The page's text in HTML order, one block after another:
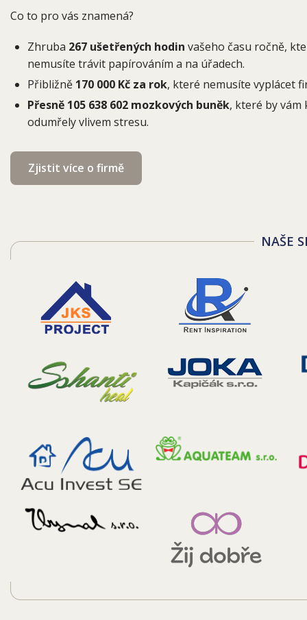
Co to pro vás znamená?
Zhruba 267 ušetřených hodin vašeho času ročně,
nemusíte trávit papírováním a na úřadech.
Přibližně 170 000 Kč za rok, které nemusíte vyplácet
Přesně 105 638 602 mozkových buněk, které by vám
odumřely vlivem stresu.
Zjistit více o firmě
NAŠE